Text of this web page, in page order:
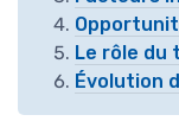
Le rôle du
Évolution